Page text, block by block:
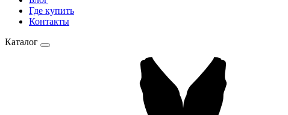
Где купить
Контакты
Каталог